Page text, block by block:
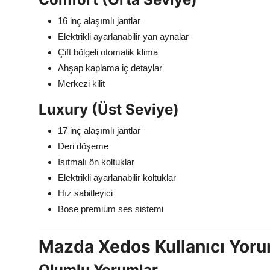
16 inç alaşımlı jantlar
Elektrikli ayarlanabilir yan aynalar
Çift bölgeli otomatik klima
Ahşap kaplama iç detaylar
Merkezi kilit
Luxury (Üst Seviye)
17 inç alaşımlı jantlar
Deri döşeme
Isıtmalı ön koltuklar
Elektrikli ayarlanabilir koltuklar
Hız sabitleyici
Bose premium ses sistemi
Mazda Xedos Kullanıcı